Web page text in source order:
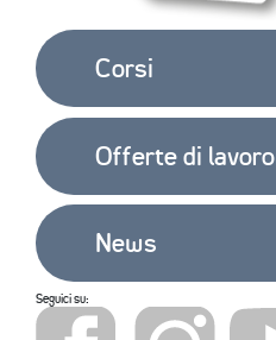
Corsi
Offerte di lavoro
News
Seguici su: